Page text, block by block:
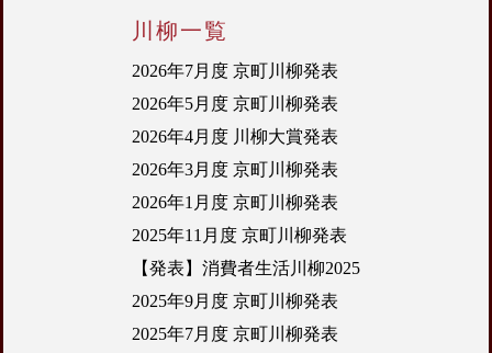
川柳一覧
2026年7月度 京町川柳発表
2026年5月度 京町川柳発表
2026年4月度 川柳大賞発表
2026年3月度 京町川柳発表
2026年1月度 京町川柳発表
2025年11月度 京町川柳発表
【発表】消費者生活川柳2025
2025年9月度 京町川柳発表
2025年7月度 京町川柳発表